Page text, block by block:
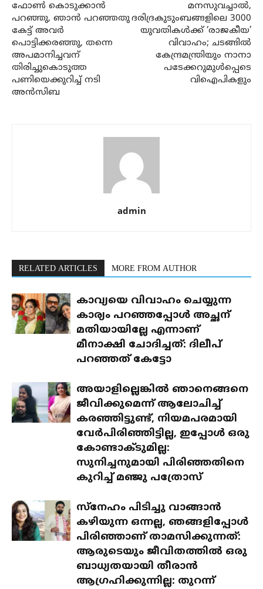
ഫോണ്‍ കൊടുക്കാന്‍
പറഞ്ഞു, ഞാന്‍ പറഞ്ഞതു
കേട്ട് അവര്‍
പൊട്ടിക്കരഞ്ഞു, തന്നെ
അപമാനിച്ചവന്
തിരിച്ചുകൊടുത്ത
പണിയെക്കുറിച്ച് നടി
അന്‍സിബ
മനസുവച്ചാല്‍,
ദരിദ്രകുടുംബങ്ങളിലെ 3000
യുവതികള്‍ക്ക് ‘രാജകീയ’
വിവാഹം; ചടങ്ങില്‍
കേന്ദ്രമന്ത്രിയും നാനാ
പടേക്കറുമുള്‍പ്പെടെ
വിഐപികളും
admin
RELATED ARTICLES MORE FROM AUTHOR
കാവ്യയെ വിവാഹം ചെയ്യുന്ന
കാര്യം പറഞ്ഞപ്പോൾ അച്ഛന്
മതിയായില്ലേ എന്നാണ്
മീനാക്ഷി ചോദിച്ചത്: ദിലീപ്
പറഞ്ഞത് കേട്ടോ
അയാളില്ലെങ്കിൽ ഞാനെങ്ങനെ
ജീവിക്കുമെന്ന് ആലോചിച്ച്
കരഞ്ഞിട്ടുണ്ട്, നിയമപരമായി
വേർപിരിഞ്ഞിട്ടില്ല, ഇപ്പോൾ ഒരു
കോണ്ടാക്ടുമില്ല:
സുനിച്ചനുമായി പിരിഞ്ഞതിനെ
കുറിച്ച് മഞ്ജു പത്രോസ്
സ്‌നേഹം പിടിച്ചു വാങ്ങാൻ
കഴിയുന്ന ഒന്നല്ല, ഞങ്ങളിപ്പോൾ
പിരിഞ്ഞാണ് താമസിക്കുന്നത്:
ആരുടെയും ജീവിതത്തിൽ ഒരു
ബാധ്യതയായി തീരാൻ
ആഗ്രഹിക്കുന്നില്ല: തുറന്ന്